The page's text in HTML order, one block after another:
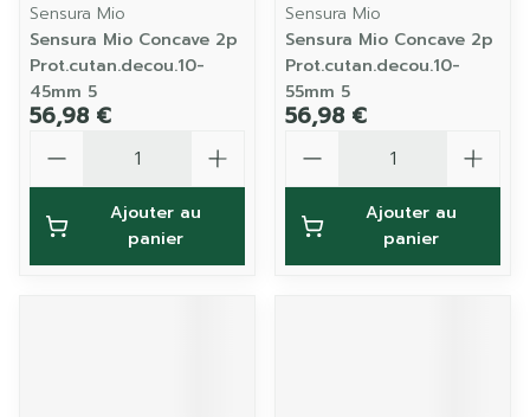
Sensura Mio
Sensura Mio Concave 2p
Prot.cutan.decou.10-
45mm 5
56,98 €
Ajouter au
panier
Sensura Mio
Sensura Mio Concave 2p
Prot.cutan.decou.10-
55mm 5
56,98 €
Ajouter au
panier